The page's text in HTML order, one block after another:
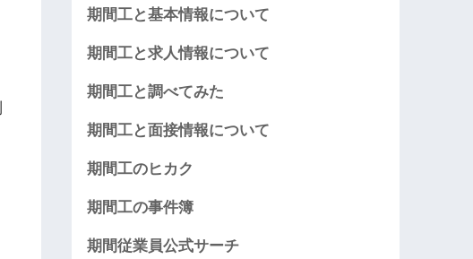
期間工と基本情報について
期間工と求人情報について
期間工と調べてみた
期間工と面接情報について
期間工のヒカク
期間工の事件簿
期間従業員公式サーチ